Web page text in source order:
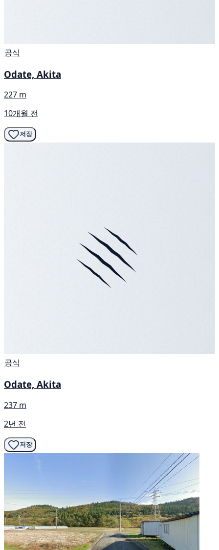
공식
Odate, Akita
227 m
10개월 전
저장
공식
Odate, Akita
237 m
2년 전
저장